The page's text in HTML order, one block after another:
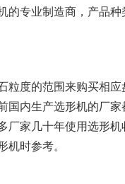
专业制造商，产品种
度的范围来购买相应
国内生产选形机的厂
厂家几十年使用选形
时参考。